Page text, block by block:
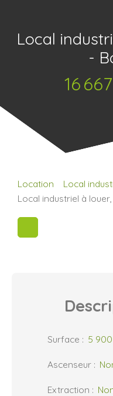
Local
-
16 667
Location Local
Local industriel à
Surface : 5 900
Ascenseur :
Extraction :